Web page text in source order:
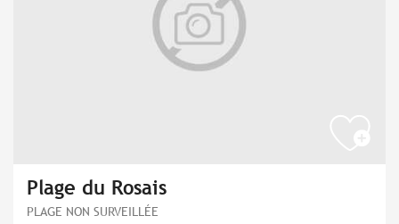
Plage du Rosais
PLAGE NON SURVEILLÉE